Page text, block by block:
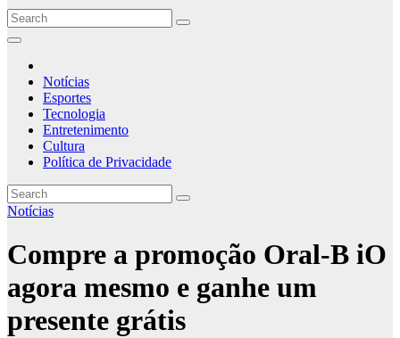
Notícias
Esportes
Tecnologia
Entretenimento
Cultura
Política de Privacidade
Notícias
Compre a promoção Oral-B iO
agora mesmo e ganhe um
presente grátis